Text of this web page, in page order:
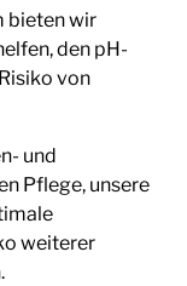
bieten wir
den pH-
von
und
Pflege, unsere
weiterer